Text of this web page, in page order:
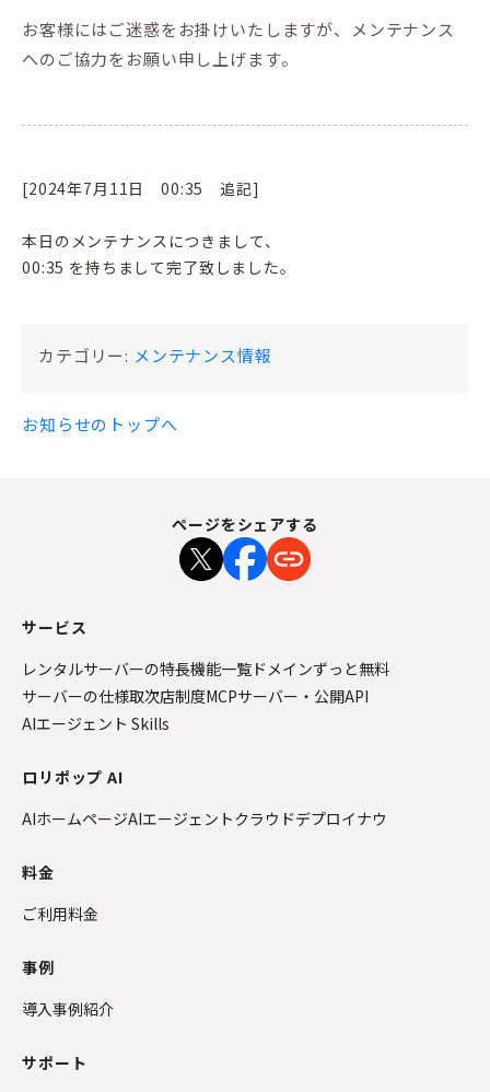
お客様にはご迷惑をお掛けいたしますが、メンテナンス
へのご協力をお願い申し上げます。
[2024年7月11日 00:35 追記]
本日のメンテナンスにつきまして、
00:35 を持ちまして完了致しました。
カテゴリー: メンテナンス情報
お知らせのトップへ
ページをシェアする
サービス
レンタルサーバーの特長機能一覧 ドメインずっと無料
サーバーの仕様取次店制度MCPサーバー・公開API
AIエージェント Skills
ロリポップ AI
AIホームページAIエージェントクラウドデプロイナウ
料金
ご利用料金
事例
導入事例紹介
サポート